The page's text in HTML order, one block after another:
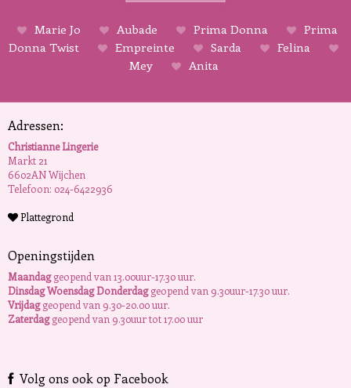
Marie Jo Aubade Prima Donna
Prima
Donna Twist
Empreinte Sarda
Felina
Mey
Anita
Adressen:
Christianne Lingerie
Markt 21
6602AN Wijchen
Telefoon: 024-6422936
Plattegrond
Openingstijden
Maandaggeopend van 13.00uur-17.30 uur.
Dinsdag Woensdag Donderdaggeopend van 9.30uur-17.30 uur.
Vrijdaggeopend van 9.30-20.00 uur.
Zaterdaggeopend van 9.30uur tot 17.00 uur
Volg ons ook op Facebook